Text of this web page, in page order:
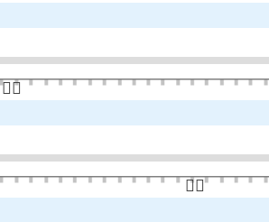
👆🏻
👆🏻